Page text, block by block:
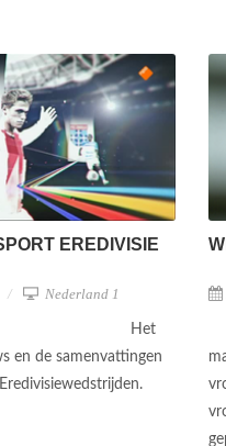
EREDIVISIE
Nederland 1
Het
en de samenvattingen